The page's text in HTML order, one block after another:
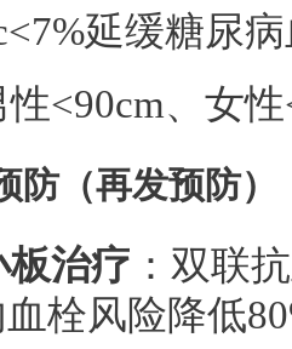
延缓糖尿
<90cm、女
防（再发预防）
治疗 ：双联
栓风险降低